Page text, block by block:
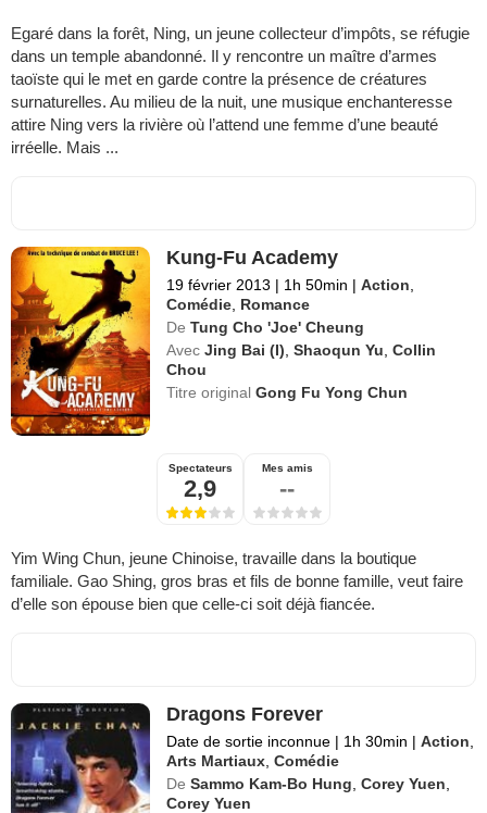
Egaré dans la forêt, Ning, un jeune collecteur d’impôts, se réfugie
dans un temple abandonné. Il y rencontre un maître d’armes
taoïste qui le met en garde contre la présence de créatures
surnaturelles. Au milieu de la nuit, une musique enchanteresse
attire Ning vers la rivière où l’attend une femme d’une beauté
irréelle. Mais ...
Kung-Fu Academy
19 février 2013 | 1h 50min | Action
Comédie Romance
De Tung Cho 'Joe' Cheung
Avec Jing Bai (I) ,Shaoqun Yu ,Collin
Chou
Titre originalGong Fu Yong Chun
Spectateurs
2,9
Mes amis
--
Yim Wing Chun, jeune Chinoise, travaille dans la boutique
familiale. Gao Shing, gros bras et fils de bonne famille, veut faire
d’elle son épouse bien que celle-ci soit déjà fiancée.
Dragons Forever
Date de sortie inconnue | 1h 30min | Action
Arts Martiaux ,Comédie
De Sammo Kam-Bo Hung ,Corey Yuen
Corey Yuen